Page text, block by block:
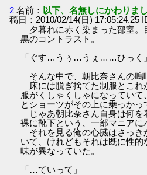
2 名前： 以下、名無しにかわりま
稿日：2010/02/14(日) 17:05:24.25
夕暮れに赤く染まった部室。
黒のコントラスト。
「ぐす…うぅ…うぇ……ひっく」
そんな中で、朝比奈さんの嗚
床には脱ぎ捨てた制服とこれ
服がくしゃくしゃになってい
とショーツがその上に乗っかっ
じゃあ朝比奈さん自身は何を
裸に靴下という、一部マニアに
それを見る俺の心臓はさっき
いて、けれどもそれは既に性
味が異なっていた。
「…ていって」